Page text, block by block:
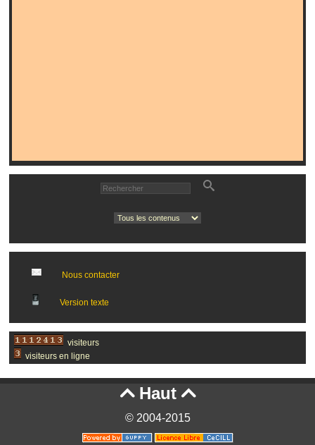
Nous contacter
Version texte
visiteurs
visiteurs en ligne
Haut 
© 2004-2015